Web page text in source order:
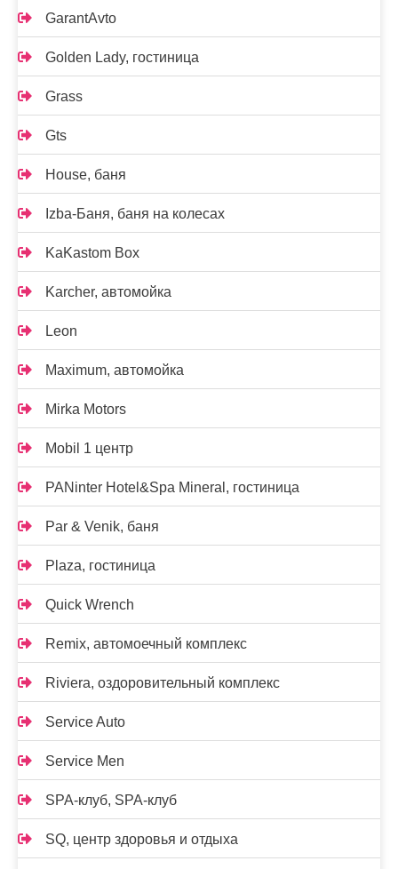
GarantAvto
Golden Lady, гостиница
Grass
Gts
House, баня
Izba-Баня, баня на колесах
KaKastom Box
Karcher, автомойка
Leon
Maximum, автомойка
Mirka Motors
Mobil 1 центр
PANinter Hotel&Spa Mineral, гостиница
Par & Venik, баня
Plaza, гостиница
Quick Wrench
Remix, автомоечный комплекс
Riviera, оздоровительный комплекс
Service Auto
Service Men
SPA-клуб, SPA-клуб
SQ, центр здоровья и отдыха